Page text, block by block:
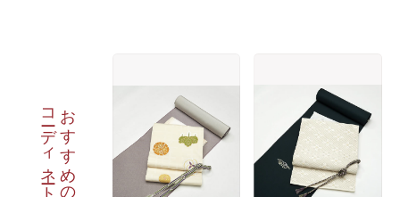
おすすめの
コーディネート